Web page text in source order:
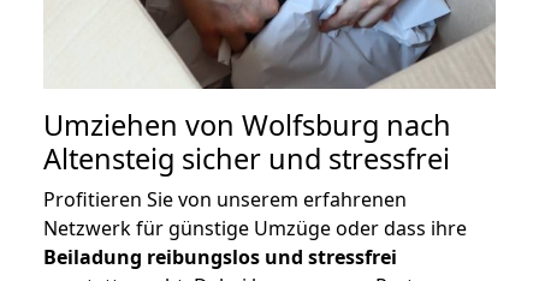
Umziehen von Wolfsburg nach
Altensteig sicher und stressfrei
Profitieren Sie von unserem erfahrenen
Netzwerk für günstige Umzüge oder dass ihre
Beiladung reibungslos und stressfrei